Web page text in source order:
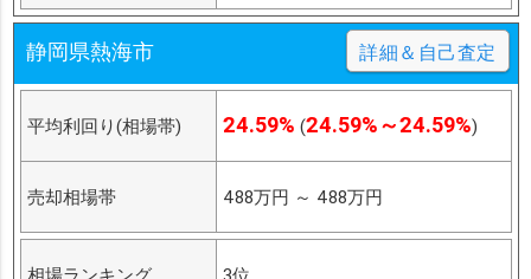
静岡県熱海市 詳細＆自己査定
平均利回り(相場帯) 24.59% (24.59%～24.59%)
売却相場帯 488万円 ～ 488万円